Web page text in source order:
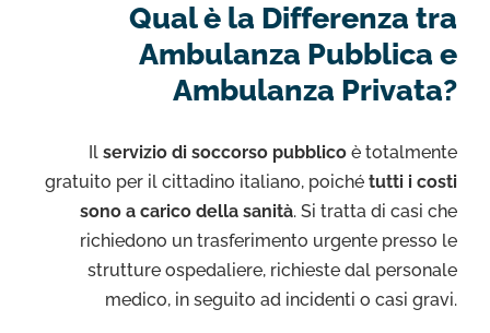
Qual è la Differenza tra
Ambulanza Pubblica e
Ambulanza Privata?
Il servizio di soccorso pubblico è totalmente
gratuito per il cittadino italiano, poiché tutti i costi
sono a carico della sanità. Si tratta di casi che
richiedono un trasferimento urgente presso le
strutture ospedaliere, richieste dal personale
medico, in seguito ad incidenti o casi gravi.